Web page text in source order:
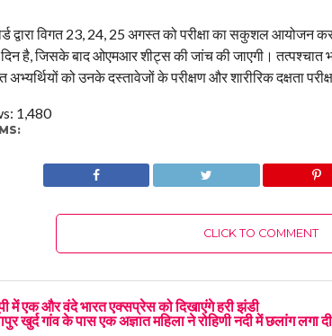
द्वारा विगत 23, 24, 25 अगस्त को परीक्षा का सकुशल आयोजन
दिन है, जिसके बाद ओएमआर शीट्स की जांच की जाएगी। तत्पश्चात भर्ती
को उनके दस्तावेजों के परीक्षण और शारीरिक दक्षता
1,480
CLICK TO COMMENT
में एक और वंदे भारत एक्सप्रेस को दिखाएंगे हरी झंडी
खुर्द गांव के पास एक अज्ञात महिला ने रोहिणी नदी में छलांग लगा